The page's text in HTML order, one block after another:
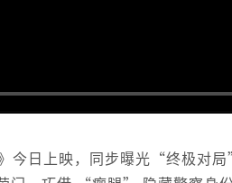
》今日上映，同步曝光“终极